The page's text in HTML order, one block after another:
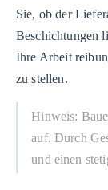
Sie, ob der
Beschichtungen
Ihre Arbeit
zu stellen.
Hinweis:
auf. Durch
und einen